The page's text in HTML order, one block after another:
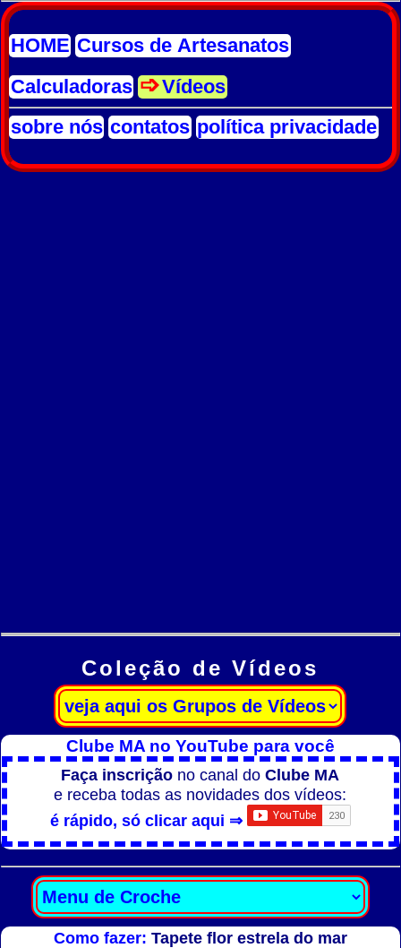
HOME Cursos de Artesanatos
Calculadoras
Vídeos
sobre nós contatos política privacidade
Coleção de Vídeos
Clube MA no YouTube para você
Faça inscrição no canal doClube MA
e receba todas as novidades dos vídeos:
é rápido, só clicar aqui ⇒
Como fazer: Tapete flor estrela do mar